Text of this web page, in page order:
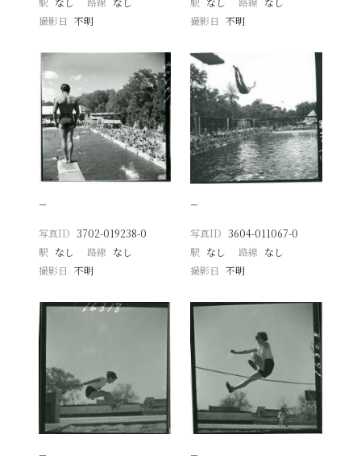
撮影日
不明
撮影日 不明
−
写真ID 3702-019238-0
駅 なし 路線 なし
撮影日
不明
−
写真ID 3604-011067-0
駅 なし 路線 なし
撮影日 不明
− −